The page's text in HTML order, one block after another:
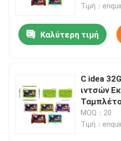
Τιμή：
Καλύτερη τιμή
C idea
ιντσών
MOQ：20
Τιμή：